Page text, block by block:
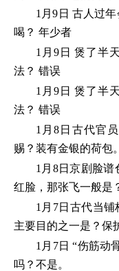
1月9日 古人过
喝？ 年少者
1月9日 煲了半
法？ 错误
1月9日 煲了半
法？ 错误
1月8日古代官
赐？装有金银的荷包。
1月8日京剧脸
红脸，那张飞一般是
1月7日古代当铺
主要目的之一是？保
1月7日 “伤筋动
吗？不是。